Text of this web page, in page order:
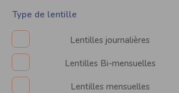
Type de lentille
Lentilles journalières
Lentilles Bi-mensuelles
Lentilles mensuelles